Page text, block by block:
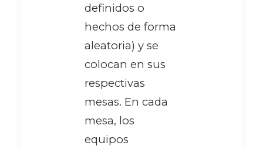
definidos o
hechos de forma
aleatoria) y se
colocan en sus
respectivas
mesas. En cada
mesa, los
equipos